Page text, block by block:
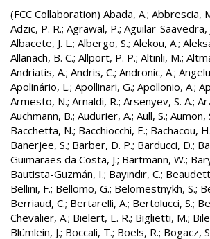
(FCC Collaboration) Abada, A.; Abbrescia,
Adzic, P. R.; Agrawal, P.; Aguilar-Saavedra,
Albacete, J. L.; Albergo, S.; Alekou, A.;
Allanach, B. C.; Allport, P. P.; Altınlı, M.;
Andriatis, A.; Andris, C.; Andronic, A.;
Apolinário, L.; Apollinari, G.; Apollonio, A.;
Armesto, N.; Arnaldi, R.; Arsenyev, S. A.;
Auchmann, B.; Audurier, A.; Aull, S.; Aumon,
Bacchetta, N.; Bacchiocchi, E.; Bachacou, H.
Banerjee, S.; Barber, D. P.; Barducci, D.;
Guimarães da Costa, J.; Bartmann, W.;
Bautista-Guzmán, I.; Bayındır, C.;
Bellini, F.; Bellomo, G.; Belomestnykh, S.;
Berriaud, C.; Bertarelli, A.; Bertolucci, S.;
Chevalier, A.; Bielert, E. R.; Biglietti, M.;
Blümlein, J.; Boccali, T.; Boels, R.; Bogacz,